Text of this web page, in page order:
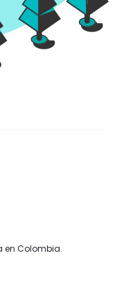
en Colombia.